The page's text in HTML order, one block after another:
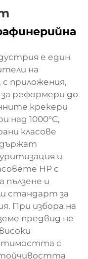
е един
на
приложения,
реформери до
крекери
1000°C,
класове
и
HP с
пълзене и
стандарт за
При избора на
предвид не
с